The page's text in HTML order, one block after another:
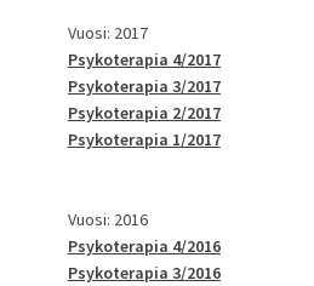
Vuosi: 2017
Psykoterapia 4/2017
Psykoterapia 3/2017
Psykoterapia 2/2017
Psykoterapia 1/2017
Vuosi: 2016
Psykoterapia 4/2016
Psykoterapia 3/2016